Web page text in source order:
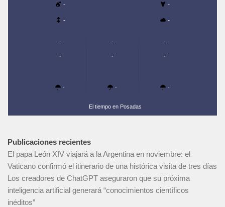
- -
- -
-
-
-
-
-
-
-
-
-
El tiempo en Posadas
Publicaciones recientes
El papa León XIV viajará a la Argentina en noviembre: el
Vaticano confirmó el itinerario de una histórica visita de tres días
Los creadores de ChatGPT aseguraron que su próxima
inteligencia artificial generará “conocimientos científicos
inéditos”